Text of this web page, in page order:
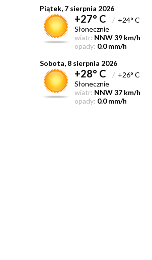
Piątek, 7 sierpnia 2026
+27° C /+24° C
Słonecznie
wiatr: NNW 39 km/h
opady: 0.0 mm/h
Sobota, 8 sierpnia 2026
+28° C /+26° C
Słonecznie
wiatr: NNW 37 km/h
opady: 0.0 mm/h